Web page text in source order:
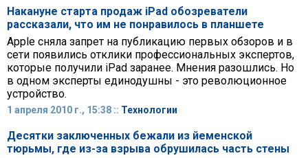
Накануне старта продаж iPad обозреватели
рассказали, что им не понравилось в планшете
Apple сняла запрет на публикацию первых обзоров и в
сети появились отклики профессиональных экспертов,
которые получили iPad заранее. Мнения разошлись. Но
в одном эксперты единодушны - это революционное
устройство.
1 апреля 2010 г., 15:38 :: Технологии
Десятки заключенных бежали из йеменской
тюрьмы, где из-за взрыва обрушилась часть стены